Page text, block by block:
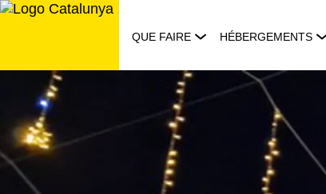
Aller
QUE FAIRE HÉBERGEMENTS